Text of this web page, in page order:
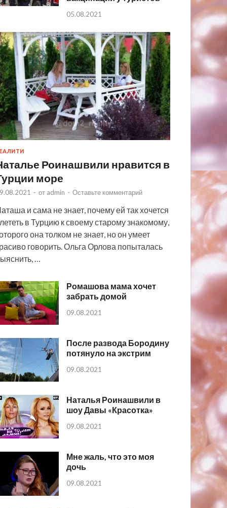
05.08.2021
Роинашвили нравится в
море
- от admin - Оставьте комментарий
и сама не знает, почему ей так хочется
в Турцию к своему старому знакомому,
она толком не знает, но он умеет
говорить. Ольга Орлова попыталась
…
Ромашова мама хочет
забрать домой
09.08.2021
После развода Бородину
потянуло на экстрим
09.08.2021
Наталья Роинашвили в
шоу Давы «Красотка»
09.08.2021
Мне жаль, что это моя
дочь
09.08.2021